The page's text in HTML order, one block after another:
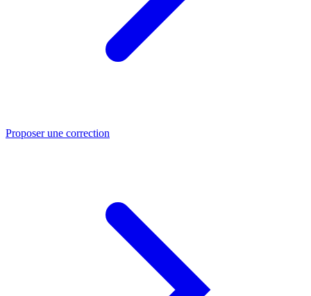
Proposer une correction